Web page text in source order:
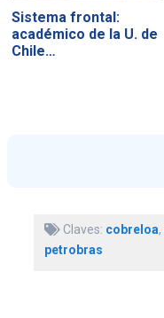
Sistema frontal:
académico de la U. de
Chile…
Claves: cobreloa,
petrobras